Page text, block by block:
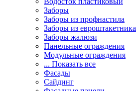
Заборы
Заборы из профнастила
Заборы из евроштакетника
Заборы жалюзи
Панельные ограждения
Модульные ограждения
... Показать все
Фасады
Сайдинг